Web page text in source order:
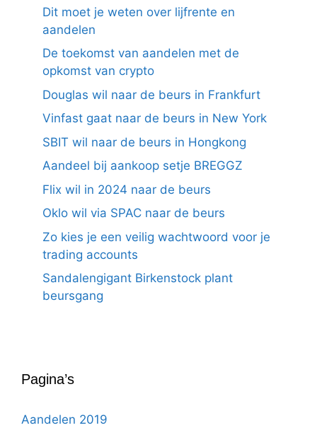
Dit moet je weten over lijfrente en
aandelen
De toekomst van aandelen met de
opkomst van crypto
Douglas wil naar de beurs in Frankfurt
Vinfast gaat naar de beurs in New York
SBIT wil naar de beurs in Hongkong
Aandeel bij aankoop setje BREGGZ
Flix wil in 2024 naar de beurs
Oklo wil via SPAC naar de beurs
Zo kies je een veilig wachtwoord voor je
trading accounts
Sandalengigant Birkenstock plant
beursgang
Pagina’s
Aandelen 2019